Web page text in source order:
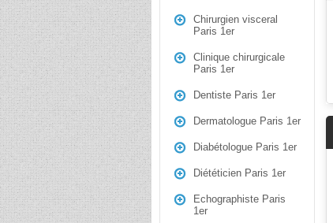
Chirurgien visceral
Paris 1er
Clinique chirurgicale
Paris 1er
Dentiste Paris 1er
Dermatologue Paris 1er
Diabétologue Paris 1er
Diététicien Paris 1er
Echographiste Paris
1er